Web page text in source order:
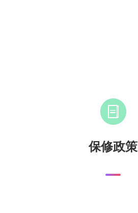
保修政策